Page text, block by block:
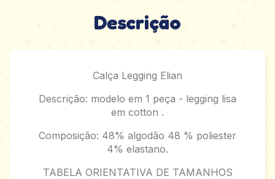
Descrição
Calça Legging Elian
Descrição: modelo em 1 peça - legging lisa
em cotton .
Composição: 48% algodão 48 % poliester
4% elastano.
TABELA ORIENTATIVA DE TAMANHOS